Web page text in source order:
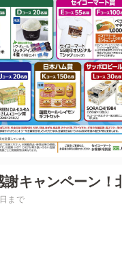
謝キャンペーン！
まで